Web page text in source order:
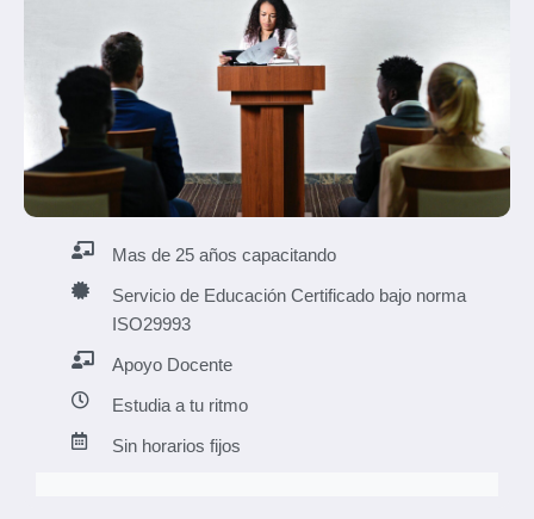
Mas de 25 años capacitando
Servicio de Educación Certificado bajo norma
ISO29993
Apoyo Docente
Estudia a tu ritmo
Sin horarios fijos